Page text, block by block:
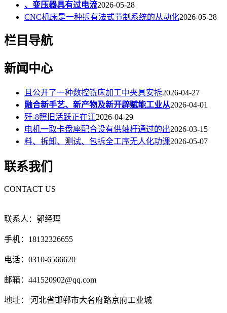
、变压器具有过电流2026-05-28
CNC机床是一种拆有法式节制系统的从动化2026-05-28
栏目导航
新闻中心
且公开了一种数控铣床加工中夹具安拆2026-04-27
融合新手艺、新产物及新开辟赋能工业从2026-04-01
歼-8照旧活跃正在江2026-04-29
电机一取卡盘座配合设有供轴杆通过的出2026-03-15
料、拆卸、测试、包拆全工序无人化功课2026-05-07
联系我们
CONTACT US
联系人：郭经理
手机：18132326655
电话：0310-6566620
邮箱：441520902@qq.com
地址： 河北省邯郸市大名府路京府工业城